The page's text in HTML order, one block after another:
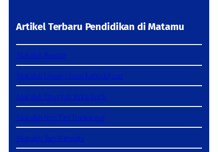
Artikel Terbaru Pendidikan di Matamu
Makalah Busana
Makalah Unsur-Unsur Kebudayaan
Makalah Etnografi Suku Bugis
Makalah Seni Tari Tradisional
Makalah Tari Wiranata